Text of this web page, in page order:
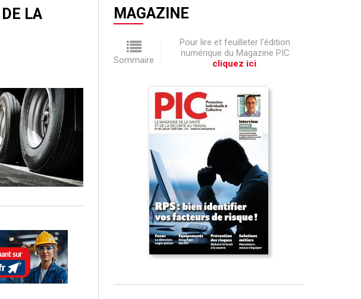
LA
MAGAZINE
Sommaire
Pour lire et feuilleter l'édition
numérique du Magazine PIC
cliquez ici.